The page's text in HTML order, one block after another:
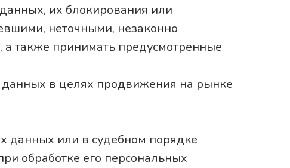
их блокирования или
неточными, незаконно
также принимать предусмотренные
данных в целях продвижения на рынке
данных или в судебном порядке
обработке его персональных